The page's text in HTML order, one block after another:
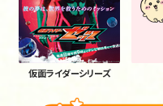
仮面ライダーシリーズ